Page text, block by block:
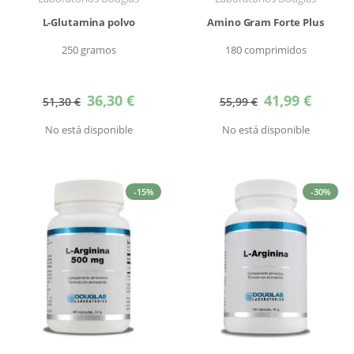
L-Glutamina polvo
250 gramos
51,30 € Precio
especial
36,30 €
No está disponible
Amino Gram Forte Plus
180 comprimidos
55,99 € Precio
especial
41,99 €
No está disponible
-15% -30%